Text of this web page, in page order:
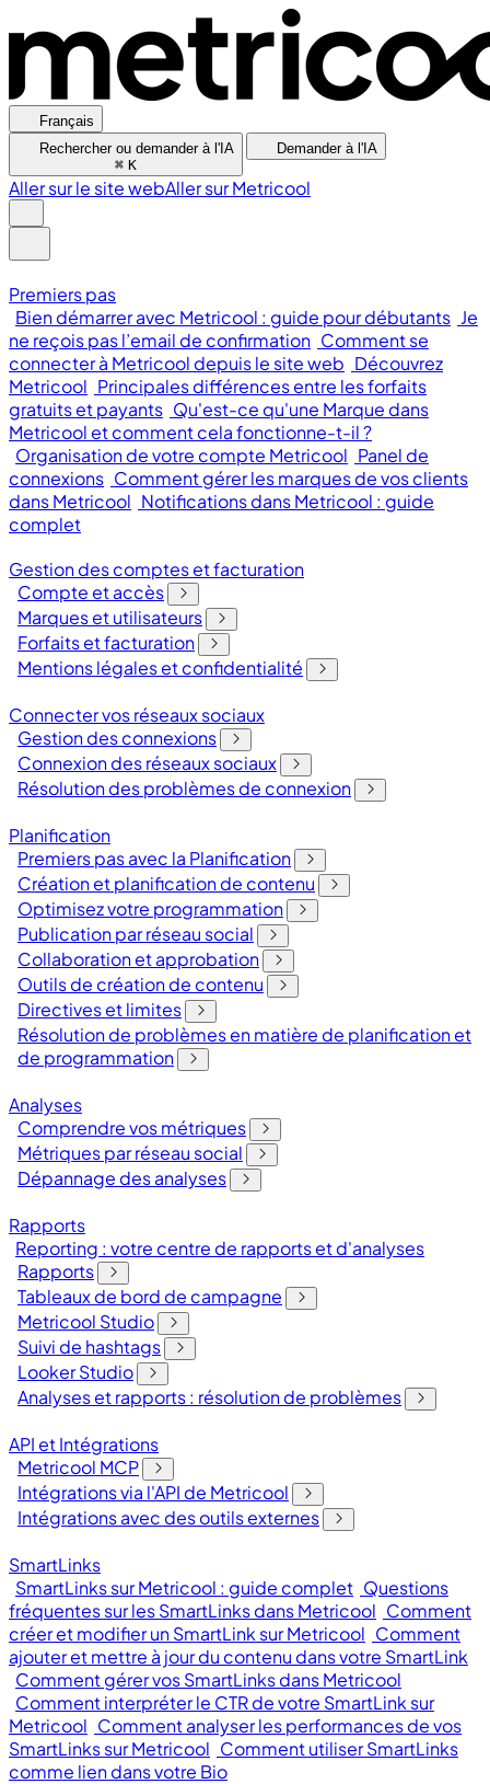
Français
Rechercher ou demander à l'IA
⌘ K
Demander à l'IA
Aller sur le site webAller sur Metricool
Premiers pas
Bien démarrer avec Metricool : guide pour débutants Je
ne reçois pas l’email de confirmation Comment se
connecter à Metricool depuis le site web Découvrez
Metricool Principales différences entre les forfaits
gratuits et payants Qu'est-ce qu'une Marque dans
Metricool et comment cela fonctionne-t-il ?
Organisation de votre compte Metricool Panel de
connexions Comment gérer les marques de vos clients
dans Metricool Notifications dans Metricool : guide
complet
Gestion des comptes et facturation
Compte et accès
Marques et utilisateurs
Forfaits et facturation
Mentions légales et confidentialité
Connecter vos réseaux sociaux
Gestion des connexions
Connexion des réseaux sociaux
Résolution des problèmes de connexion
Planification
Premiers pas avec la Planification
Création et planification de contenu
Optimisez votre programmation
Publication par réseau social
Collaboration et approbation
Outils de création de contenu
Directives et limites
Résolution de problèmes en matière de planification et
de programmation
Analyses
Comprendre vos métriques
Métriques par réseau social
Dépannage des analyses
Rapports
Reporting : votre centre de rapports et d'analyses
Rapports
Tableaux de bord de campagne
Metricool Studio
Suivi de hashtags
Looker Studio
Analyses et rapports : résolution de problèmes
API et Intégrations
Metricool MCP
Intégrations via l'API de Metricool
Intégrations avec des outils externes
SmartLinks
SmartLinks sur Metricool : guide complet Questions
fréquentes sur les SmartLinks dans Metricool Comment
créer et modifier un SmartLink sur Metricool Comment
ajouter et mettre à jour du contenu dans votre SmartLink
Comment gérer vos SmartLinks dans Metricool
Comment interpréter le CTR de votre SmartLink sur
Metricool Comment analyser les performances de vos
SmartLinks sur Metricool Comment utiliser SmartLinks
comme lien dans votre Bio